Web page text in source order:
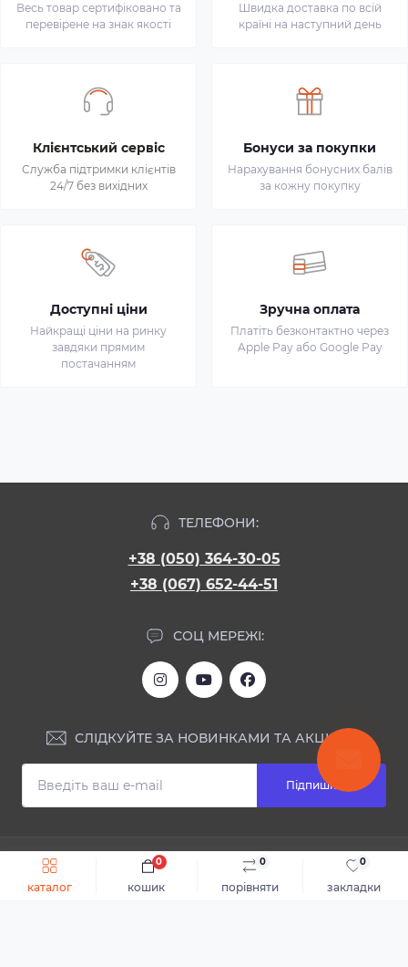
каталог порівняти
0
закладки
0
кошик
0
Швидке замовлення До кошика
Весь товар сертифіковано та
перевірене на знак якості
Швидка доставка по всій
країні на наступний день
Клієнтський сервіс
Служба підтримки клієнтів
24/7 без вихідних
Бонуси за покупки
Нарахування бонусних балів
за кожну покупку
Доступні ціни
Найкращі ціни на ринку
завдяки прямим
постачанням
Зручна оплата
Платіть безконтактно через
Apple Pay або Google Pay
ТЕЛЕФОНИ:
+38 (050) 364-30-05
+38 (067) 652-44-51
СОЦ МЕРЕЖІ:
СЛІДКУЙТЕ ЗА НОВИНКАМИ ТА АКЦІЯМИ:
Підпишіться
ІНФОРМАЦІЯ